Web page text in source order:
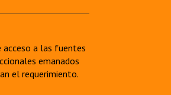
acceso a las fuentes
emanados
el requerimiento.